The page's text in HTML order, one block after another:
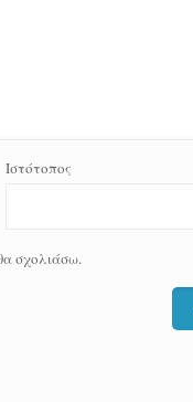
Ιστότοπος
σχολιάσω.